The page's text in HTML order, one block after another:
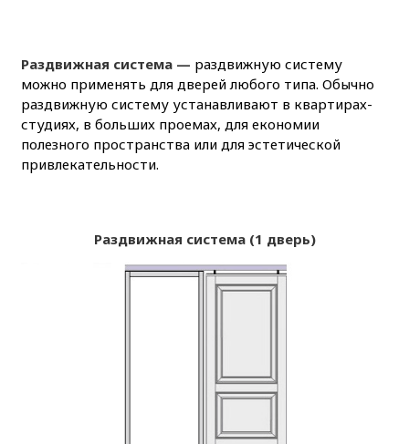
Раздвижная система — раздвижную систему
можно применять для дверей любого типа. Обычно
раздвижную систему устанавливают в квартирах-
студиях, в больших проемах, для економии
полезного пространства или для эстетической
привлекательности.
Раздвижная система (1 дверь)